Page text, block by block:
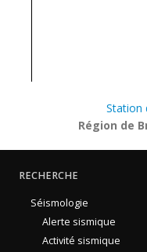
Station
Région de
RECHERCHE
Séismologie
Alerte sismique
Activité sismique